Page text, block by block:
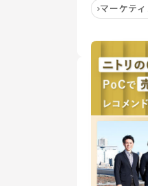
マーケテ